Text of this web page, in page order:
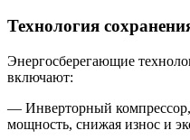
Технология
Энергосберегающие
включают:
— Инверторный
мощность, снижая износ и